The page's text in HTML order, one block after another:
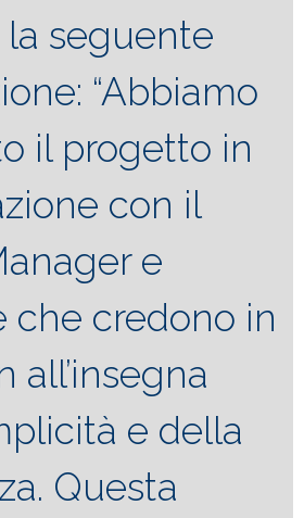
la seguente
“Abbiamo
il progetto in
con il
e
che credono in
all’insegna
e della
Questa